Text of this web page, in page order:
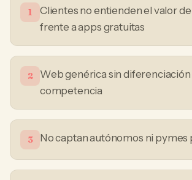
1
Clientes no entienden el valor
frente a apps gratuitas
2
Web genérica sin diferenciación
competencia
3 No captan autónomos ni